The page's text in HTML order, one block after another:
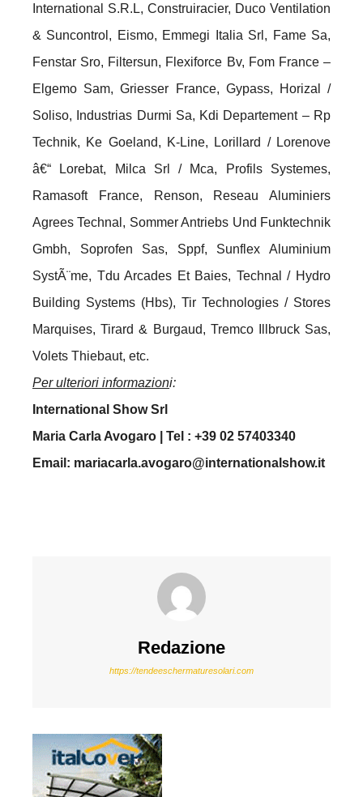
International S.R.L, Construiracier, Duco Ventilation
& Suncontrol, Eismo, Emmegi Italia Srl, Fame Sa,
Fenstar Sro, Filtersun, Flexiforce Bv, Fom France –
Elgemo Sam, Griesser France, Gypass, Horizal /
Soliso, Industrias Durmi Sa, Kdi Departement – Rp
Technik, Ke Goeland, K-Line, Lorillard / Lorenove
â€“ Lorebat, Milca Srl / Mca, Profils Systemes,
Ramasoft France, Renson, Reseau Aluminiers
Agrees Technal, Sommer Antriebs Und Funktechnik
Gmbh, Soprofen Sas, Sppf, Sunflex Aluminium
SystÃ¨me, Tdu Arcades Et Baies, Technal / Hydro
Building Systems (Hbs), Tir Technologies / Stores
Marquises, Tirard & Burgaud, Tremco Illbruck Sas,
Volets Thiebaut, etc.
Per ulteriori informazioni:
International Show Srl
Maria Carla Avogaro | Tel : +39 02 57403340
Email: mariacarla.avogaro@internationalshow.it
Redazione
https://tendeeschermaturesolari.com